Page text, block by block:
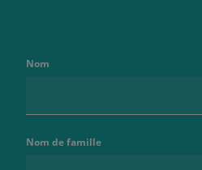
Nom
Nom de famille